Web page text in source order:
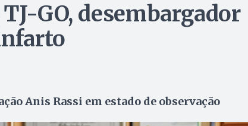
GO, desembargador
Anis Rassi em estado de observação